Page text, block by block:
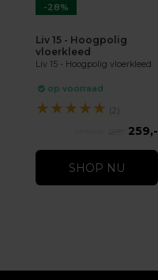
-28%
Liv 15 - Hoogpolig
vloerkleed
Liv 15 - Hoogpolig vloerkleed
op voorraad
★★★★★ (2)
259,-
SHOP NU